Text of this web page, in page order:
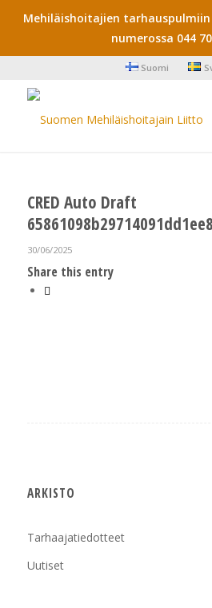
Mehiläishoitajien
numerossa 044
Suomi
CRED Auto Draft
30/06/2025
Share this entry
ARKISTO
Tarhaajatiedotteet
Uutiset